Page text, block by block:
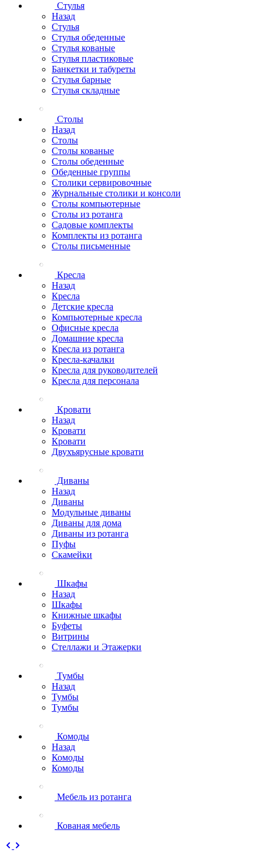
Стулья
Назад
Стулья
Стулья обеденные
Стулья кованые
Стулья пластиковые
Банкетки и табуреты
Стулья барные
Стулья складные
Столы
Назад
Столы
Столы кованые
Столы обеденные
Обеденные группы
Столики сервировочные
Журнальные столики и консоли
Столы компьютерные
Столы из ротанга
Садовые комплекты
Комплекты из ротанга
Столы письменные
Кресла
Назад
Кресла
Детские кресла
Компьютерные кресла
Офисные кресла
Домашние кресла
Кресла из ротанга
Кресла-качалки
Кресла для руководителей
Кресла для персонала
Кровати
Назад
Кровати
Кровати
Двухъярусные кровати
Диваны
Назад
Диваны
Модульные диваны
Диваны для дома
Диваны из ротанга
Пуфы
Скамейки
Шкафы
Назад
Шкафы
Книжные шкафы
Буфеты
Витрины
Стеллажи и Этажерки
Тумбы
Назад
Тумбы
Тумбы
Комоды
Назад
Комоды
Комоды
Мебель из ротанга
Кованая мебель